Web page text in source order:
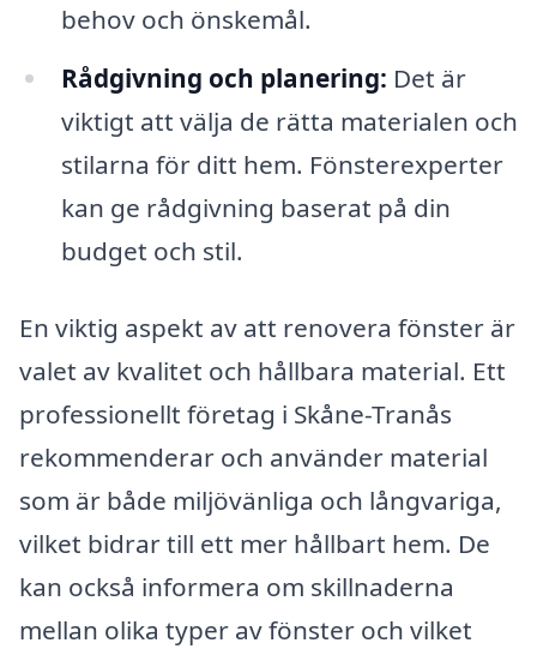
behov och önskemål.
Rådgivning och planering: Det är
viktigt att välja de rätta materialen och
stilarna för ditt hem. Fönsterexperter
kan ge rådgivning baserat på din
budget och stil.
En viktig aspekt av att renovera fönster är
valet av kvalitet och hållbara material. Ett
professionellt företag i Skåne-Tranås
rekommenderar och använder material
som är både miljövänliga och långvariga,
vilket bidrar till ett mer hållbart hem. De
kan också informera om skillnaderna
mellan olika typer av fönster och vilket